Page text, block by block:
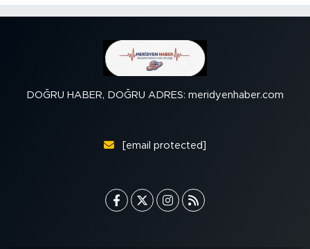
DOĞRU HABER, DOĞRU ADRES: meridyenhaber.com
[email protected]